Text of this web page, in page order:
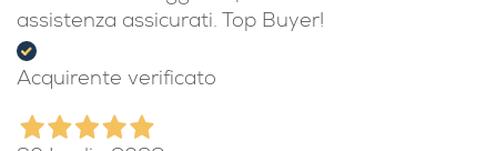
Ho acquistato un grandangolare usato per una
vecchia reflex Canon digitale, ottimo il prezzo,
condizioni dell'oggetto pari al nuovo, cortesia e